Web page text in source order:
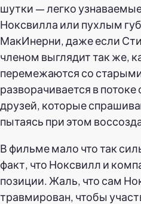
шутки — легко
Ноксвилла или пухлым
МакИнерни, даже если
членом выглядит так же,
перемежаются со
разворачивается в
друзей, которые
пытаясь при этом
В фильме мало что так
факт, что Ноксвилл и
позиции. Жаль, что сам
травмирован, чтобы